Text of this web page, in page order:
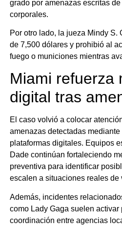
grado por amenazas escritas
corporales.
Por otro lado, la jueza Mindy S.
de 7,500 dólares y prohibió al
fuego o municiones mientras
Miami refuerza
digital tras
El caso volvió a colocar
amenazas detectadas
plataformas digitales. Equipos
Dade continúan fortaleciendo
preventiva para identificar
escalen a situaciones reales de
Además, incidentes
como Lady Gaga suelen
coordinación entre agencias